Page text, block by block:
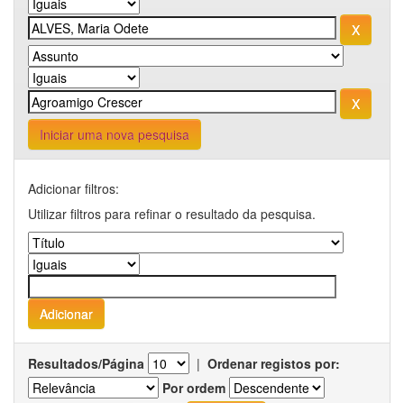
Iniciar uma nova pesquisa
Adicionar filtros:
Utilizar filtros para refinar o resultado da pesquisa.
Resultados/Página | Ordenar registos por:
Por ordem